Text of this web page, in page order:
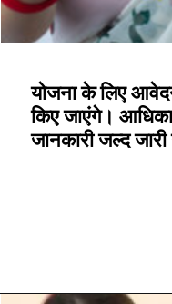
योजना के लिए
किए जाएंगे।
जानकारी जल्द जारी